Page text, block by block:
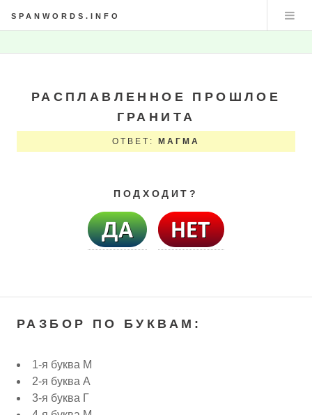
SPANWORDS.INFO
РАСПЛАВЛЕННОЕ ПРОШЛОЕ
ГРАНИТА
ОТВЕТ: МАГМА
ПОДХОДИТ?
РАЗБОР ПО БУКВАМ:
1-я буква М
2-я буква А
3-я буква Г